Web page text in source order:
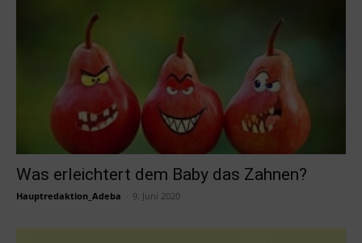
Was erleichtert dem Baby das Zahnen?
Hauptredaktion_Adeba 9. Juni 2020